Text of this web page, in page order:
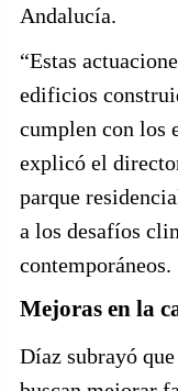
Andalucía.
“Estas
edificios
cumplen con los
explicó el
parque
a los desafíos
contemporáneos.
Mejoras en la
Díaz subrayó